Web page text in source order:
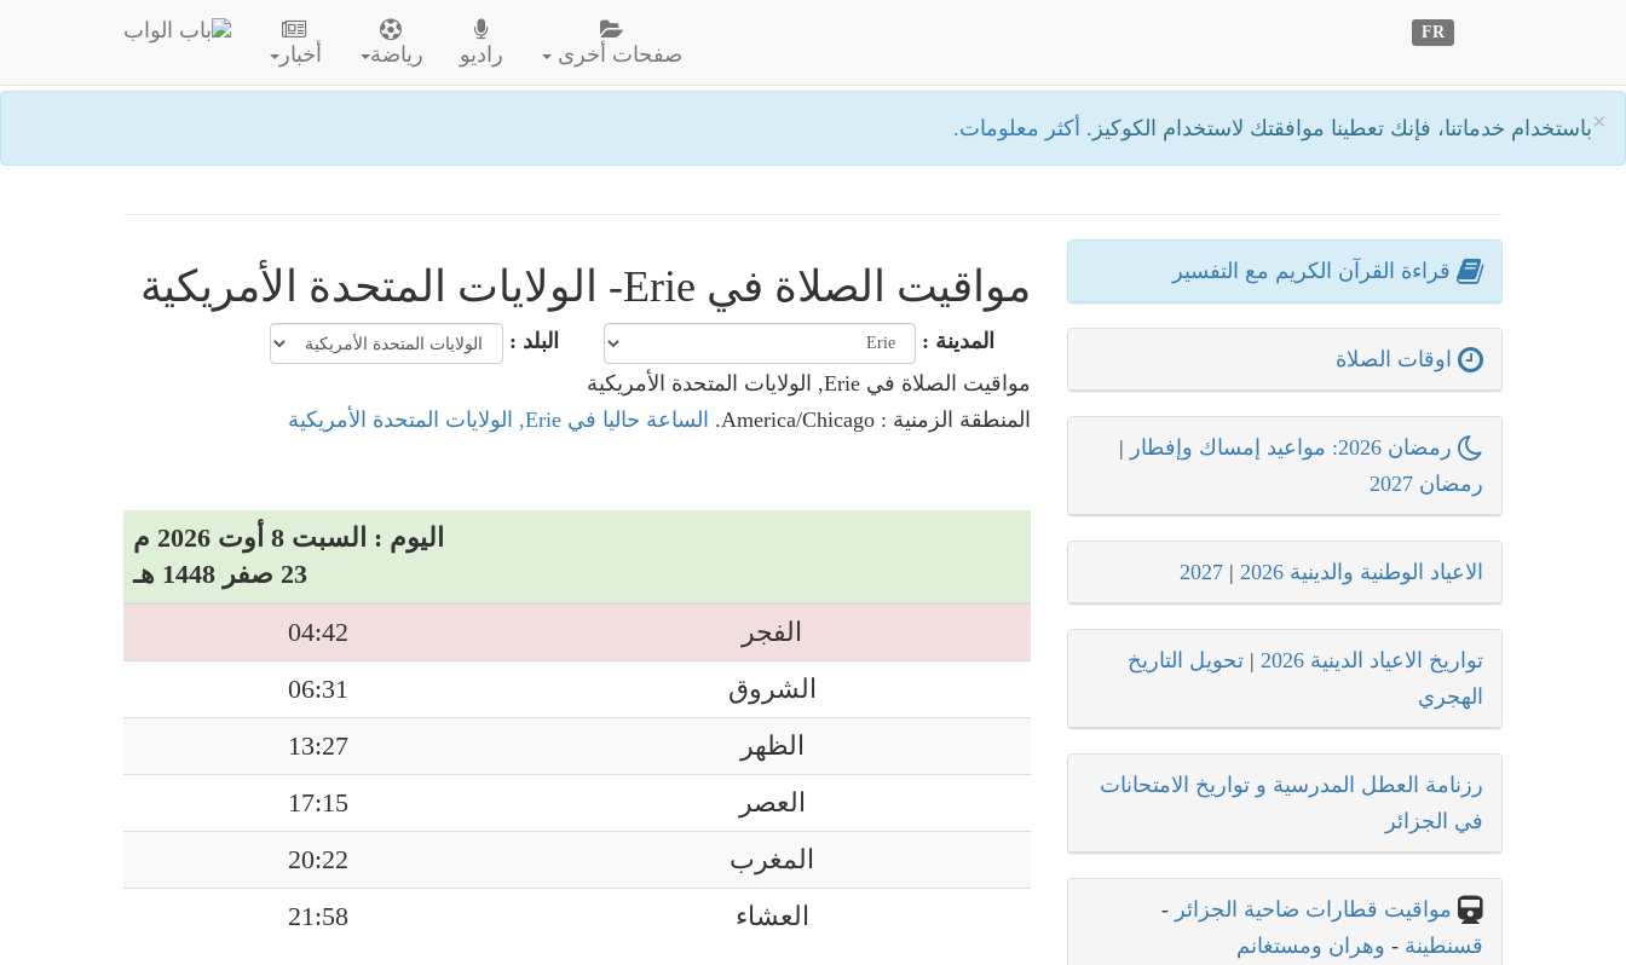
×باستخدام خدماتنا، فإنك تعطينا موافقتك لاستخدام الكوكيز. أكثر معلومات.
أخبار رياضة راديو صفحات أخرى
FR
مواقيت الصلاة في Erie- الولايات المتحدة الأمريكية
البلد :
المدينة :
مواقيت الصلاة في Erie, الولايات المتحدة الأمريكية
المنطقة الزمنية : America/Chicago.
الساعة حاليا في Erie, الولايات المتحدة الأمريكية
اليوم : السبت 8 أوت 2026 م
23 صفر 1448 هـ
الفجر
04:42
الشروق
06:31
الظهر
13:27
العصر
17:15
المغرب
20:22
العشاء
21:58
قراءة القرآن الكريم مع التفسير
اوقات الصلاة
رمضان 2026: مواعيد إمساك وإفطار
|
رمضان 2027
الاعياد الوطنية والدينية 2026 |
2027
تواريخ الاعياد الدينية 2026 | تحويل التاريخ
الهجري
رزنامة العطل المدرسية و تواريخ الامتحانات
في الجزائر
مواقيت قطارات ضاحية الجزائر -
قسنطينة - وهران ومستغانم